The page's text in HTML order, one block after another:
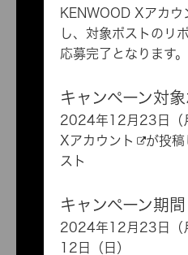
KENWOOD Xアカウ
し、対象ポストのリ
応募完了となります。
キャンペーン対
2024年12月23日（
Xアカウント
が投稿
スト
キャンペーン期間
2024年12月23日（
12日（日）